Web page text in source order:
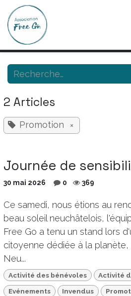
Se rendre au contenu
2 Articles
Promotion ×
Journée de
30 mai 2026 0 369
Ce samedi, nous étions au
beau soleil neuchâtelois,
Free Go a tenu un stand lors
citoyenne dédiée à la
Neu...
Activité des bénévoles Activité
Evénements Invendus